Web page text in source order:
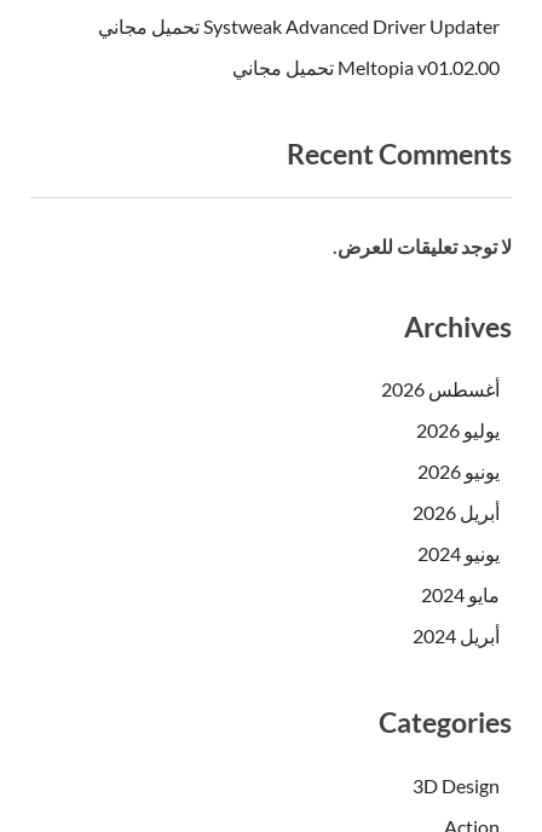
Systweak Advanced Driver Updater تحميل مجاني
Meltopia v01.02.00 تحميل مجاني
Recent Comments
لا توجد تعليقات للعرض.
Archives
أغسطس 2026
يوليو 2026
يونيو 2026
أبريل 2026
يونيو 2024
مايو 2024
أبريل 2024
Categories
3D Design
Action